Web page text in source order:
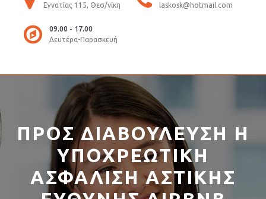
Εγνατίας 115, Θεσ/νίκη
laskosk@hotmail.com
09.00 - 17.00
Δευτέρα-Παρασκευή
ΠΡΟΣ ΔΙΑΒΟΥΛΕΥΣΗ Η
ΥΠΟΧΡΕΩΤΙΚΗ
ΑΣΦΑΛΙΣΗ ΑΣΤΙΚΗΣ